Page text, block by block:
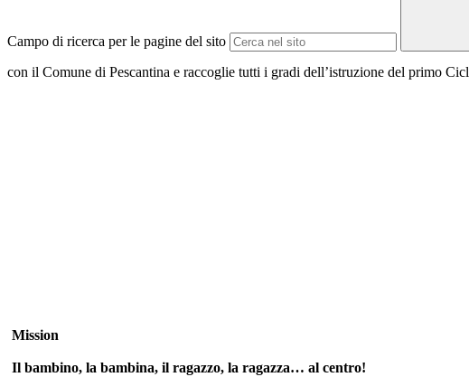
Campo di ricerca per le pagine del sito
con il Comune di Pescantina e raccoglie tutti i gradi dell’istruzione del primo
Mission
Il bambino, la bambina, il ragazzo, la ragazza… al centro!